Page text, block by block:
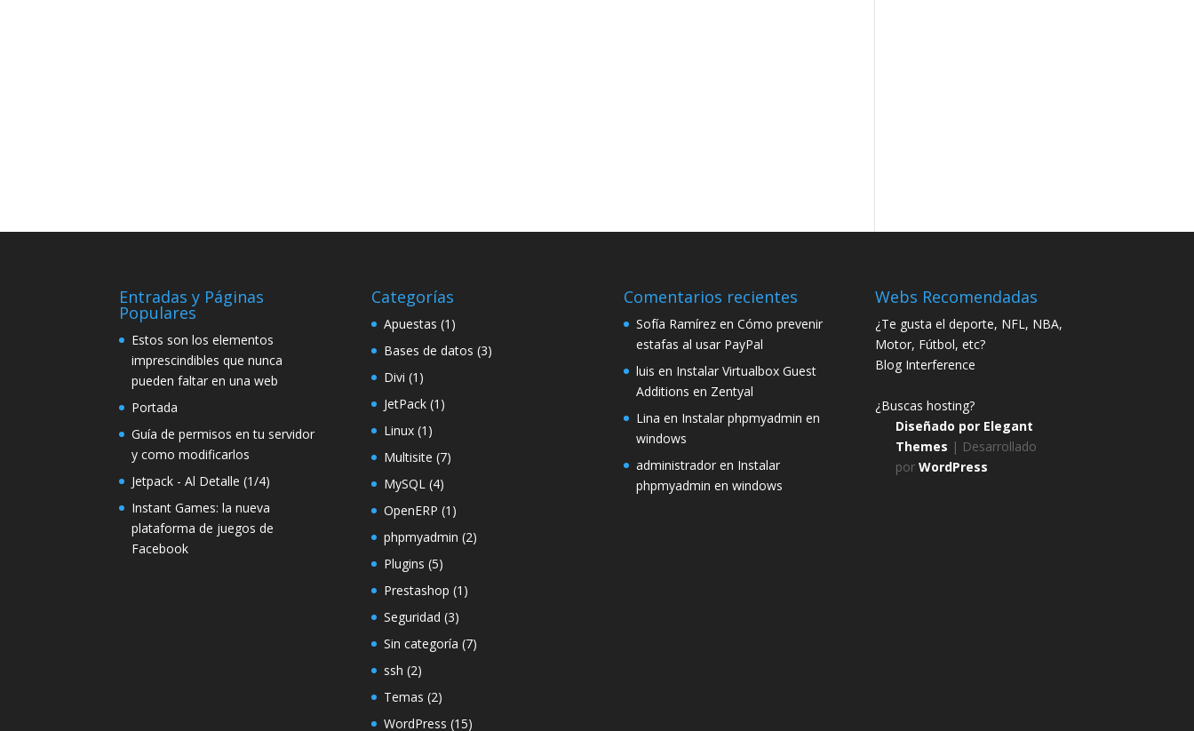
Entradas y Páginas
Populares
Estos son los elementos
imprescindibles que nunca
pueden faltar en una web
Portada
Guía de permisos en tu servidor
y como modificarlos
Jetpack - Al Detalle (1/4)
Instant Games: la nueva
plataforma de juegos de
Facebook
Categorías
Apuestas (1)
Bases de datos (3)
Divi (1)
JetPack(1)
Linux(1)
Multisite (7)
MySQL(4)
OpenERP (1)
phpmyadmin (2)
Plugins (5)
Prestashop (1)
Seguridad (3)
Sin categoría (7)
ssh (2)
Temas (2)
WordPress (15)
Comentarios recientes
Sofía Ramírezen Cómo prevenir
estafas al usar PayPal
luis en Instalar Virtualbox Guest
Additions en Zentyal
Lina en Instalar phpmyadmin en
windows
administradoren Instalar
phpmyadmin en windows
Webs Recomendadas
¿Te gusta el deporte, NFL, NBA,
Motor, Fútbol, etc?
Blog Interference
¿Buscas hosting?
Diseñado por Elegant
Themes | Desarrollado
por WordPress